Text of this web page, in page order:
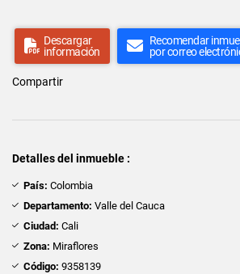
Descargar
información
Recomendar
por correo
Compartir
Detalles del inmueble :
País: Colombia
Departamento: Valle del Cauca
Ciudad: Cali
Zona: Miraflores
Código: 9358139